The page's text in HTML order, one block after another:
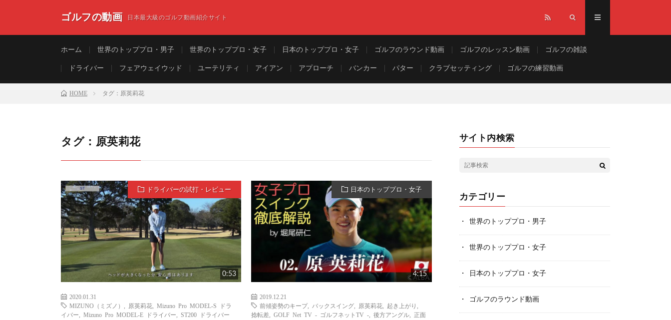
ゴルフの動画 日本最大級のゴルフ動画紹介サイト
ホーム 世界のトッププロ・男子 世界のトッププロ・女子 日本のトッププロ・女子 ゴルフのラウンド動画 ゴルフのレッスン動画 ゴルフの雑談
ドライバー フェアウェイウッド ユーテリティ アイアン アプローチ バンカー パター クラブセッティング ゴルフの練習動画
HOME タグ：原英莉花
タグ：原英莉花
ドライバーの試打・レビュー
0:53
2020.01.31
MIZUNO（ミズノ）
原英莉花
Mizuno Pro MODEL-S ドラ
イバー
Mizuno Pro MODEL-E ドライバー ST200 ドライバー
日本のトッププロ・女子
4:15
2019.12.21
前傾姿勢のキープ, バックスイング 原英莉花 起き上がり
捻転差
,GOLF Net TV - ゴルフネットTV - ,後方アングル
正面
サイト内検索
カテゴリー
世界のトッププロ・男子
世界のトッププロ・女子
日本のトッププロ・女子
ゴルフのラウンド動画